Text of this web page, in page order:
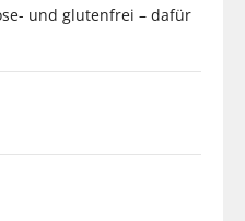
und glutenfrei – dafür